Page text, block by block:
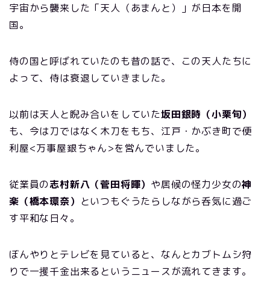
宇宙から襲来した「天人（あまんと）」が日本を開
国。
侍の国と呼ばれていたのも昔の話で、この天人たちに
よって、侍は衰退していきました。
以前は天人と睨み合いをしていた坂田銀時（小栗旬）
も、今は刀ではなく木刀をもち、江戸・かぶき町で便
利屋<万事屋銀ちゃん>を営んでいました。
従業員の志村新八（菅田将暉） や居候の怪力少女の神
楽（橋本環奈） といつもぐうたらしながら呑気に過ご
す平和な日々。
ぼんやりとテレビを見ていると、なんとカブトムシ狩
りで一攫千金出来るというニュースが流れてきます。